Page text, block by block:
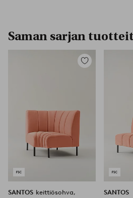
Saman sarjan
Lisää
SANTOS keittiösohva,
SANTOS